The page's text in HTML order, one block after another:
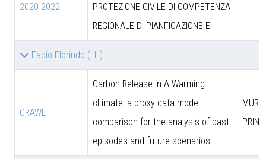
2020-2022
PROTEZIONE CIVILE DI COMPETENZA
REGIONALE DI PIANFICAZIONE E
Fabio Florindo ( 1 )
CRAWL
Carbon Release in A Warming
cLimate: a proxy data model
comparison for the analysis of past
episodes and future scenarios
MUR
PRIN)